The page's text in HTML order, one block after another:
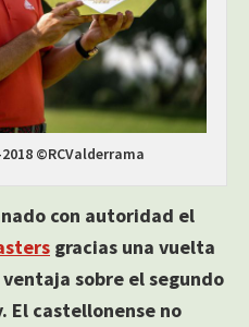
©RCValderrama
con autoridad el
gracias una vuelta
sobre el segundo
El castellonense no